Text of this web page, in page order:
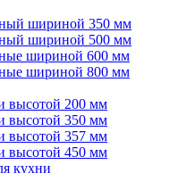
шириной 350 мм
шириной 500 мм
шириной 600 мм
шириной 800 мм
высотой 200 мм
высотой 350 мм
высотой 357 мм
высотой 450 мм
кухни